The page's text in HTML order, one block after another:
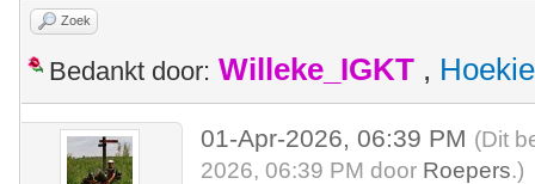
Zoek
Bedankt door: Willeke_IGKT , Hoekie
01-Apr-2026, 06:39 PM (Dit
2026, 06:39 PM door Roepers.)